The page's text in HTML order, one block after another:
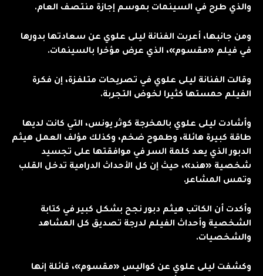
والذي طرح في السينمات بموسم إجازة منتصف العام.
ومن جانبها، أعربت الفنانة ليلى علوي عن سعادتها بدورها
في فيلم «مقسوم»، الذي عرض مؤخرا بالسينمات.
وقالت الفنانة ليلى علوي في تصريحات متلفزة، إن فكرة
الفيلم حمستها كثيرا لخوض التجربة.
وأشادت ليلى علوي بالمخرجة كوثر يونس، التي كانت لديها
طاقة كبيرة هائلة، وطموح ضخم، وكذلك مؤلف العمل هيثم
الدبور الذي يعد كلمة السر في موافقتها على تجسيد
شخصية «هند»، حيث إن كل الأحداث الدرامية تدخل القلب
وتمس المشاعر.
وأكدت أن الكاتب هيثم دبور نجح بشكل كبير في كتابة
الشخصية وأحداث الفيلم لدرجة تصديق كل المشاهد
والشخصيات.
وكشفت ليلى علوي عن كواليس «مقسوم»، قائلة إنها